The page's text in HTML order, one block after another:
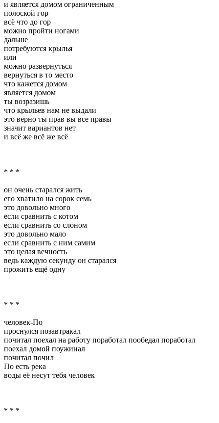
и является домом ограниченным
полоской гор
всё что до гор
можно пройти ногами
дальше
потребуются крылья
или
можно развернуться
вернуться в то место
что кажется домом
является домом
ты возразишь
что крыльев нам не выдали
это верно ты прав вы все правы
значит вариантов нет
и всё же всё же всё
* * *
он очень старался жить
его хватило на сорок семь
это довольно много
если сравнить с котом
если сравнить со слоном
это довольно мало
если сравнить с ним самим
это целая вечность
ведь каждую секунду он старался
прожить ещё одну
* * *
человек-По
проснулся позавтракал
почитал поехал на работу поработал пообедал поработал
поехал домой поужинал
почитал почил
По есть река
воды её несут тебя человек
* * *